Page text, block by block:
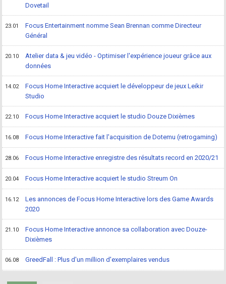
Dovetail
23.01
Focus Entertainment nomme Sean Brennan comme Directeur
Général
20.10
Atelier data & jeu vidéo - Optimiser l'expérience joueur grâce aux
données
14.02
Focus Home Interactive acquiert le développeur de jeux Leikir
Studio
22.10 Focus Home Interactive acquiert le studio Douze Dixièmes
16.08 Focus Home Interactive fait l'acquisition de Dotemu (retrogaming)
28.06 Focus Home Interactive enregistre des résultats record en 2020/21
20.04 Focus Home Interactive acquiert le studio Streum On
16.12
Les annonces de Focus Home Interactive lors des Game Awards
2020
21.10
Focus Home Interactive annonce sa collaboration avec Douze-
Dixièmes
06.08 GreedFall : Plus d'un million d'exemplaires vendus